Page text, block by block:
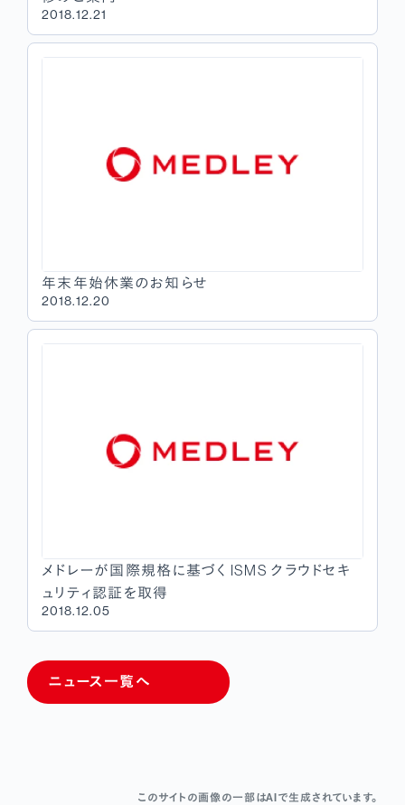
ニュース一覧へ
2018.12.21
年末年始休業のお知らせ
2018.12.20
メドレーが国際規格に基づく ISMS クラウドセキ
ュリティ認証を取得
2018.12.05
このサイトの画像の一部はAIで生成されています。